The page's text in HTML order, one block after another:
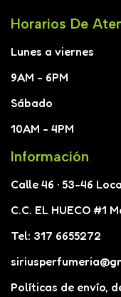
Horarios De
Lunes a viernes
9AM - 6PM
Sábado
10AM - 4PM
Información
Calle 46 · 53-46
C.C. EL HUECO #1
Tel: 317 6655272
Políticas de envío,